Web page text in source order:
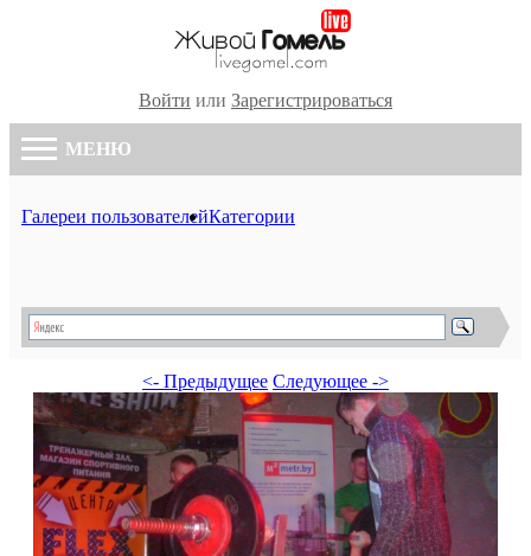
Войти или Зарегистрироваться
МЕНЮ
Галереи пользователейКатегории
<- Предыдущее Следующее ->